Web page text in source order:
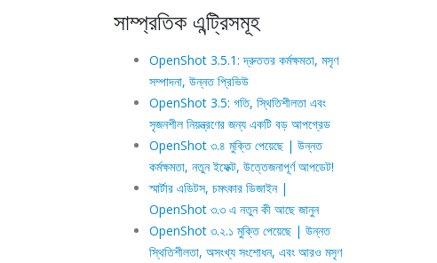
সাম্প্রতিক এন্ট্রিসমূহ
OpenShot 3.5.1: দ্রুততর কর্মক্ষমতা, মসৃণ
সম্পাদনা, উন্নত প্রিভিউ
OpenShot 3.5: গতি, স্থিতিশীলতা এবং
সৃজনশীল নিয়ন্ত্রণের জন্য একটি বড় আপগ্রেড
OpenShot ৩.৪ মুক্তি পেয়েছে | উন্নত
কর্মক্ষমতা, নতুন ইফেক্ট, উত্তেজনাপূর্ণ আপডেট!
স্মার্টার এডিটস, চমৎকার ডিজাইন |
OpenShot ৩.৩ এ নতুন কী আছে জানুন
OpenShot ৩.২.১ মুক্তি পেয়েছে | উন্নত
স্থিতিশীলতা, অসংখ্য সংশোধন, এবং আরও মসৃণ